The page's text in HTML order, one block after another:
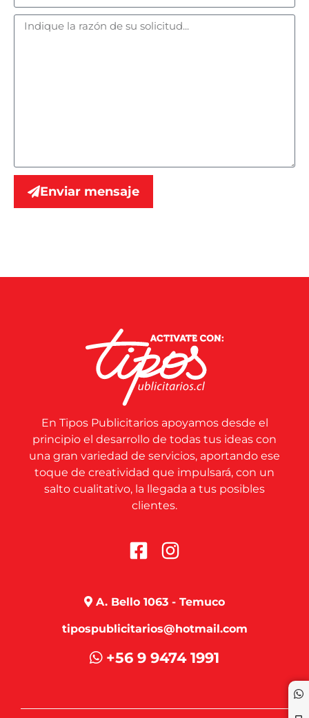
Enviar mensaje
En Tipos Publicitarios apoyamos desde el
principio el desarrollo de todas tus ideas con
una gran variedad de servicios, aportando ese
toque de creatividad que impulsará, con un
salto cualitativo, la llegada a tus posibles
clientes.
A. Bello 1063 - Temuco
tipospublicitarios@hotmail.com
+56 9 9474 1991